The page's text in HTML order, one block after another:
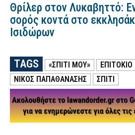
Θρίλερ στον Λυκαβηττό:
σορός κοντά στο
Ισιδώρων
TAGS «ΣΠΊΤΙ ΜΟΥ»
ΕΠΙΤΌΚΙΟ
ΝΙΚΟΣ ΠΑΠΑΘΑΝΑΣΗΣ
ΣΠΙΤΙ